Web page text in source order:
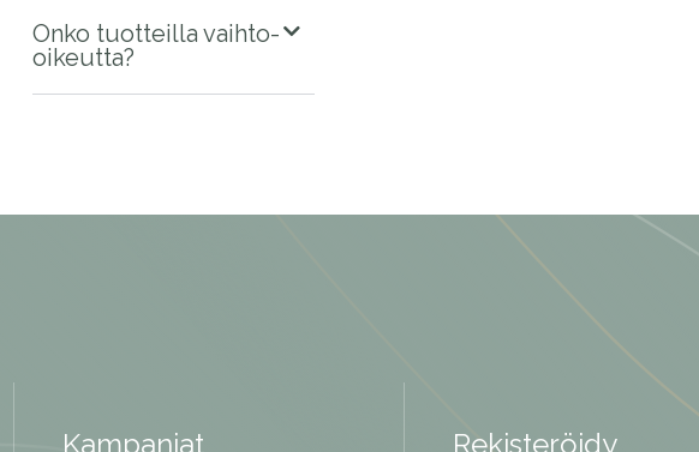
Onko tuotteilla vaihto-
oikeutta?
Kampanjat Rekisteröidy